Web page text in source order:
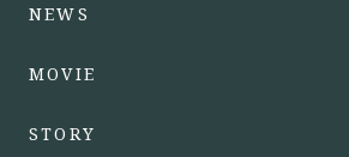
NEWS
MOVIE
STORY